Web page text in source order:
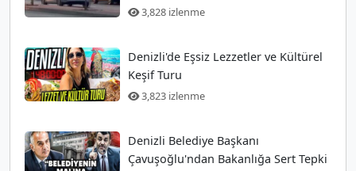
Silahlı Saldırı Gerçekleşti
3,828 izlenme
Denizli'de Eşsiz Lezzetler ve Kültürel
Keşif Turu
3,823 izlenme
Denizli Belediye Başkanı
Çavuşoğlu'ndan Bakanlığa Sert Tepki